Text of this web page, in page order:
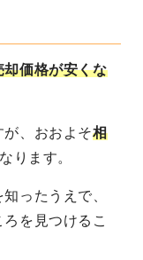
却価格が安くな
が、おおよそ相
ります。
ったうえで、
を見つけるこ